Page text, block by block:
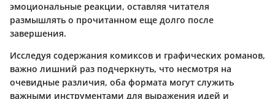
эмоциональные реакции, оставляя читателя
размышлять о прочитанном еще долго после
завершения.
Исследуя содержания комиксов и графических романов,
важно лишний раз подчеркнуть, что несмотря на
очевидные различия, оба формата могут служить
важными инструментами для выражения идей и